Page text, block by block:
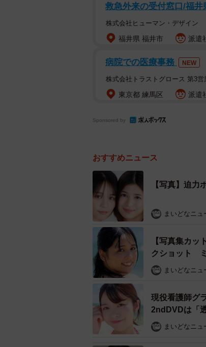
救急外来の受付窓口/福井
株式会社ヒューマン・デザイン
福井県 福井市 派遣
病院での医療事務 NEW
株式会社トラストグロース 第3営
東京都 練馬区 派遣
Sponsored by
おすすめニュース
【写真】迫力
まいどなニュ
【写真集カ
クショット
まいどなニュ
現役看護師グ
2ndDVDは「
まいどなニュ